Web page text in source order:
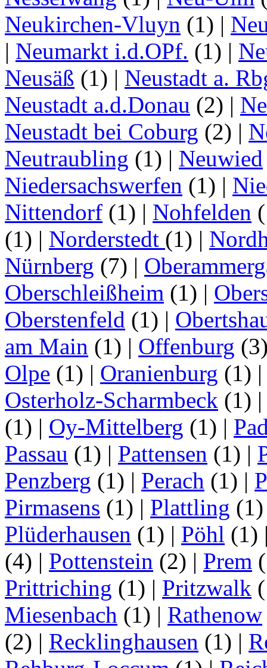
Neukirchen-Vluyn (1) |
| Neumarkt i.d.OPf. (1) |
Neusäß (1) | Neustadt a.
Neustadt a.d.Donau (2) |
Neustadt bei Coburg (2) |
Neutraubling (1) | Neuwied
Niedersachswerfen (1) |
Nittendorf (1) | Nohfelden
(1) | Norderstedt (1) |
Nürnberg (7) |
Oberschleißheim (1) |
Oberstenfeld (1) |
am Main (1) | Offenburg
Olpe (1) | Oranienburg (1)
Osterholz-Scharmbeck (1)
(1) | Oy-Mittelberg (1) |
Passau (1) | Pattensen (1) |
Penzberg (1) | Perach (1) |
Pirmasens (1) | Plattling
Plüderhausen (1) | Pöhl (1)
(4) | Pottenstein (2) | Prem
Prittriching (1) | Pritzwalk
Miesenbach (1) | Rathenow
(2) | Recklinghausen (1) |